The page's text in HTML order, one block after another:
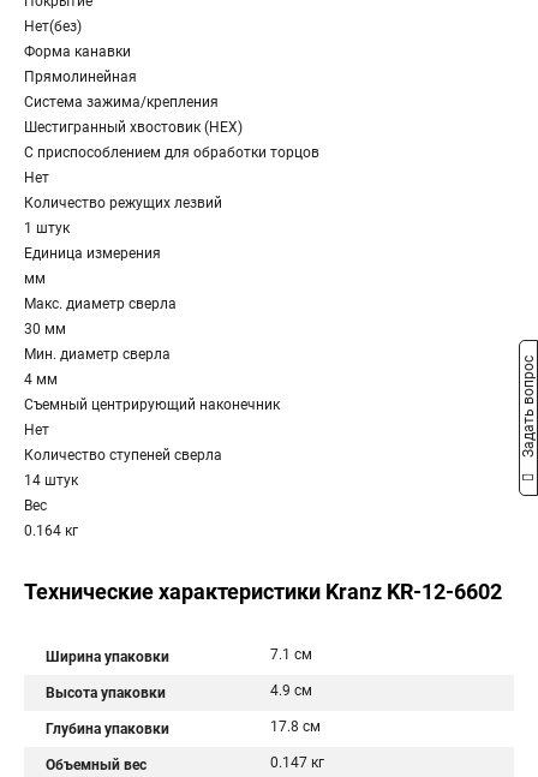
Нет(без)
Форма канавки
Прямолинейная
Система зажима/крепления
Шестигранный хвостовик (HEX)
С приспособлением для обработки торцов
Нет
Количество режущих лезвий
1 штук
Единица измерения
мм
Макс. диаметр сверла
30 мм
Мин. диаметр сверла
4 мм
Съемный центрирующий наконечник
Нет
Количество ступеней сверла
14 штук
Вес
0.164 кг
Технические характеристики Kranz KR-12-6602
Ширина упаковки 7.1 см
Высота упаковки 4.9 см
Глубина упаковки 17.8 см
Объемный вес 0.147 кг
Задать вопрос